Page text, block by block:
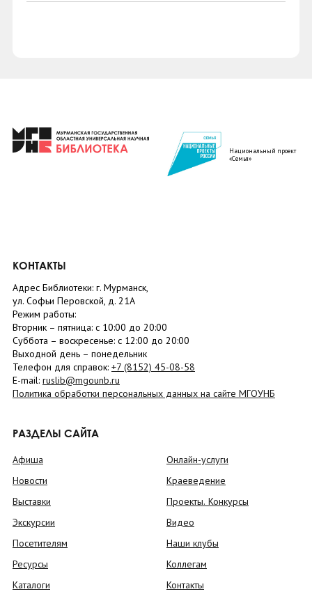
Национальный проект
«Семья»
КОНТАКТЫ
Адрес Библиотеки: г. Мурманск,
ул. Софьи Перовской, д. 21А
Режим работы:
Вторник – пятница: с 10:00 до 20:00
Суббота – воскресенье: c 12:00 до 20:00
Выходной день – понедельник
Телефон для справок: +7 (8152) 45-08-58
E-mail: ruslib@mgounb.ru
Политика обработки персональных данных на сайте МГОУНБ
РАЗДЕЛЫ САЙТА
Афиша
Новости
Выставки
Экскурсии
Посетителям
Ресурсы
Каталоги
Онлайн-услуги
Краеведение
Проекты. Конкурсы
Видео
Наши клубы
Коллегам
Контакты